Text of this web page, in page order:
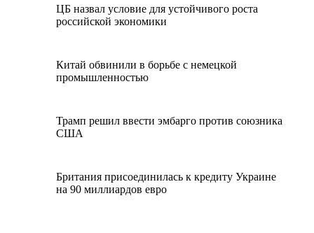
ЦБ назвал условие для устойчивого роста
российской экономики
Китай обвинили в борьбе с немецкой
промышленностью
Трамп решил ввести эмбарго против союзника
США
Британия присоединилась к кредиту Украине
на 90 миллиардов евро